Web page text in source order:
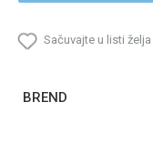
Sačuvajte u listi želja
BREND